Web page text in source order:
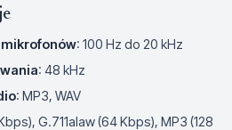
: 100 Hz do 20 kHz
: 48 kHz
: MP3, WAV
G.711alaw (64 Kbps), MP3 (128